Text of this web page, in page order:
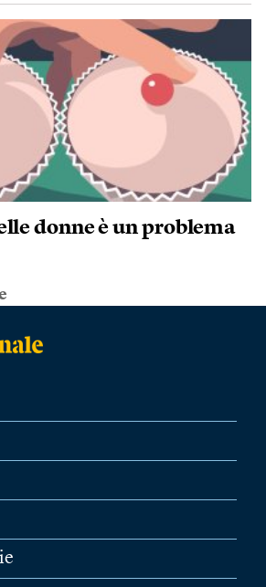
donne è un problema